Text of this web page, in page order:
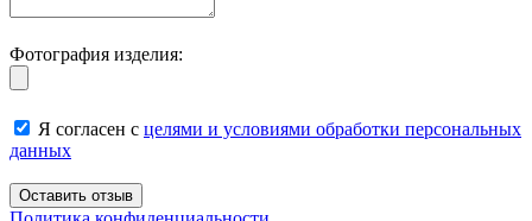
Фотография изделия:
Я согласен с целями и условиями обработки персональных
данных